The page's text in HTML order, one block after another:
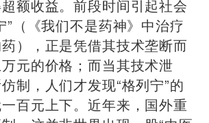
额收益。前段时间引起社会
”（《我们不是药神》中治疗
），正是凭借其技术垄断而
元的价格；而当其技术泄
制，人们才发现“格列宁”的
百元上下。近年来，国外重